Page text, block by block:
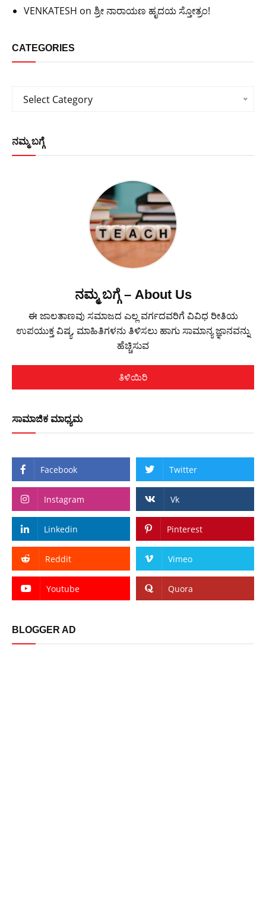
VENKATESH on ಶ್ರೀ ನಾರಾಯಣ ಹೃದಯ ಸ್ತೋತ್ರಂ!
CATEGORIES
Categories
Select Category
ನಮ್ಮ ಬಗ್ಗೆ
ನಮ್ಮ ಬಗ್ಗೆ – About Us
ಈ ಜಾಲತಾಣವು ಸಮಾಜದ ಎಲ್ಲ ವರ್ಗದವರಿಗೆ ವಿವಿಧ ರೀತಿಯ
ಉಪಯುಕ್ತ ವಿಷ್ಯ, ಮಾಹಿತಿಗಳನು ತಿಳಿಸಲು ಹಾಗು ಸಾಮಾನ್ಯ ಜ್ಞಾನವನ್ನು
ಹೆಚ್ಚಿಸುವ
ತಿಳಿಯಿರಿ
ಸಾಮಾಜಿಕ ಮಾಧ್ಯಮ
Facebook Twitter
Instagram Vk
Linkedin Pinterest
Reddit Vimeo
Youtube Quora
BLOGGER AD